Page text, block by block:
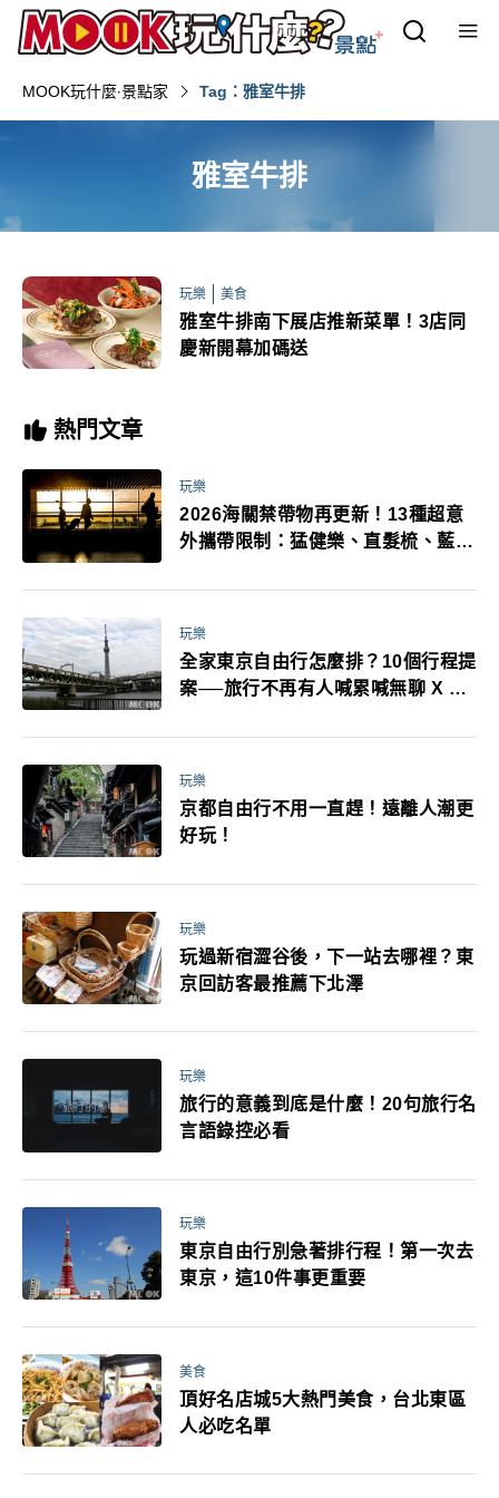
MOOK玩什麼‧景點家 Tag：雅室牛排
雅室牛排
玩樂 美食
雅室牛排南下展店推新菜單！3店同
慶新開幕加碼送
熱門文章
玩樂
2026海關禁帶物再更新！13種超意
外攜帶限制：猛健樂、直髮梳、藍牙
萬！注意事項一次看！
玩樂
全家東京自由行怎麼排？10個行程提
案──旅行不再有人喊累喊無聊 X 爸
玩樂
京都自由行不用一直趕！遠離人潮更
好玩！
玩樂
玩過新宿澀谷後，下一站去哪裡？東
京回訪客最推薦下北澤
玩樂
旅行的意義到底是什麼！20句旅行名
言語錄控必看
玩樂
東京自由行別急著排行程！第一次去
東京，這10件事更重要
美食
頂好名店城5大熱門美食，台北東區
人必吃名單